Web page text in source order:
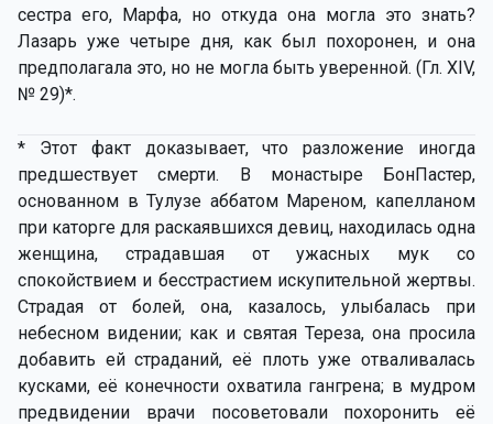
сестра его, Марфа, но откуда она могла это знать?
Лазарь уже четыре дня, как был похоронен, и она
предполагала это, но не могла быть уверенной. (Гл. XIV,
№ 29)*.
* Этот факт доказывает, что разложение иногда
предшествует смерти. В монастыре БонПастер,
основанном в Тулузе аббатом Мареном, капелланом
при каторге для раскаявшихся девиц, находилась одна
женщина, страдавшая от ужасных мук со
спокойствием и бесстрастием искупительной жертвы.
Страдая от болей, она, казалось, улыбалась при
небесном видении; как и святая Тереза, она просила
добавить ей страданий, её плоть уже отваливалась
кусками, её конечности охватила гангрена; в мудром
предвидении врачи посоветовали похоронить её